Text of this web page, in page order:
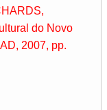
do Novo
2007, pp.